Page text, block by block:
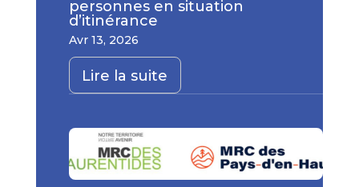
personnes en situation
d’itinérance
Avr 13, 2026
Lire la suite